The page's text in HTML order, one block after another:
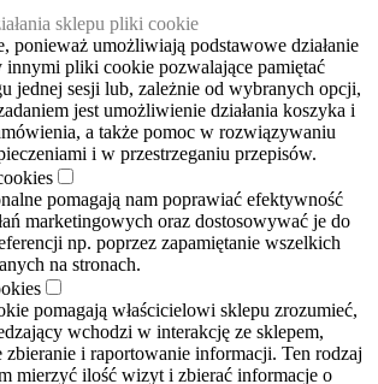
sklepu pliki cookie
ponieważ umożliwiają podstawowe działanie
innymi pliki cookie pozwalające pamiętać
jednej sesji lub, zależnie od wybranych opcji,
jest umożliwienie działania koszyka i
a także pomoc w rozwiązywaniu
i w przestrzeganiu przepisów.
pomagają nam poprawiać efektywność
marketingowych oraz dostosowywać je do
np. poprzez zapamiętanie wszelkich
na stronach.
pomagają właścicielowi sklepu zrozumieć,
wchodzi w interakcję ze sklepem,
zbieranie i raportowanie informacji. Ten rodzaj
mierzyć ilość wizyt i zbierać informacje o